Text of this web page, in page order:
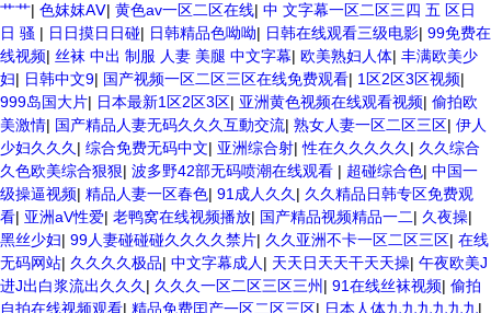
艹艹| 色妺妺AⅤ| 黄色av一区二区在线| 中 文字幕一区二区三四 五 区日
日 骚 | 日日摸日日碰| 日韩精品色呦呦| 日韩在线观看三级电影| 99免费在
线视频| 丝袜 中出 制服 人妻 美腿 中文字幕| 欧美熟妇人体| 丰满欧美少
妇| 日韩中文9| 国产视频一区二区三区在线免费观看| 1区2区3区视频|
999岛国大片| 日本最新1区2区3区| 亚洲黄色视频在线观看视频| 偷拍欧
美激情| 国产精品人妻无码久久久互動交流| 熟女人妻一区二区三区| 伊人
少妇久久久 | 综合免费无码中文| 亚洲综合射|性在久久久久久 | 久久综合
久色欧美综合狠狠| 波多野42部无码喷潮在线观看 | 超碰综合色| 中国一
级操逼视频| 精品人妻一区春色| 91成人久久 | 久久精品日韩专区免费观
看| 亚洲aV性爱| 老鸭窝在线视频播放| 国产精品视频精品一二| 久夜操|
黑丝少妇| 99人妻碰碰碰久久久久禁片| 久久亚洲不卡一区二区三区| 在线
无码网站| 久久久久极品| 中文字幕成人 | 天天日天天干天天操| 午夜欧美J
进J出白浆流出久久久 | 久久久一区二区三区三州 | 91在线丝袜视频| 偷拍
自拍在线视频观看| 精品免费囯产一区二区三区| 日本人体九九九九九九|